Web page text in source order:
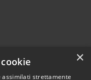
×
assimilati strettamente